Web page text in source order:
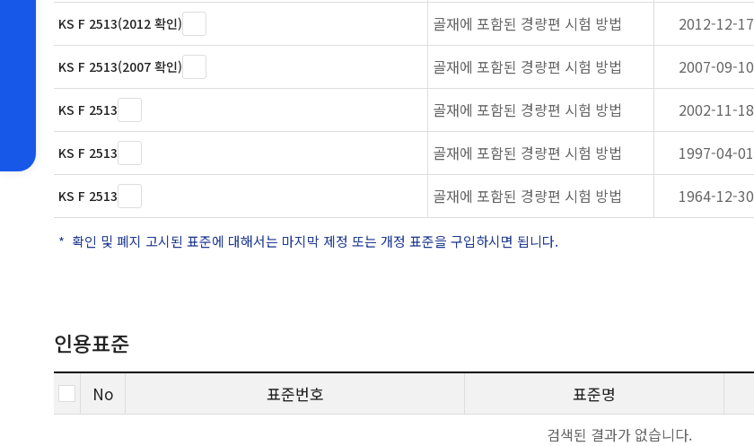
KS F 2513(2012 확인) 골재에 포함된 경량편 시험 방법 2012-12-17
KS F 2513(2007 확인) 골재에 포함된 경량편 시험 방법 2007-09-10
KS F 2513 골재에 포함된 경량편 시험 방법 2002-11-18
KS F 2513 골재에 포함된 경량편 시험 방법 1997-04-01
KS F 2513 골재에 포함된 경량편 시험 방법 1964-12-30
확인 및 폐지 고시된 표준에 대해서는 마지막 제정 또는 개정 표준을 구입하시면 됩니다.
인용표준
No 표준번호 표준명
검색된 결과가 없습니다.